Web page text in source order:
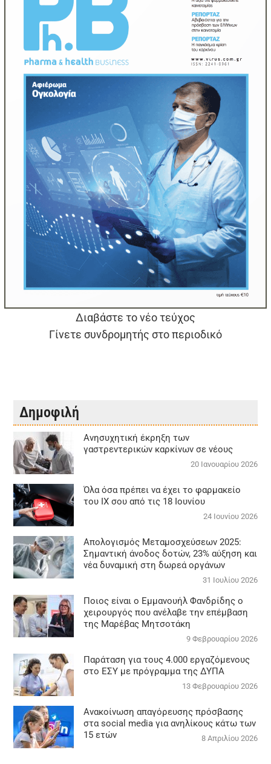
Διαβάστε το νέο τεύχος
Γίνετε συνδρομητής στο περιοδικό
Δημοφιλή
Aνησυχητική έκρηξη των
γαστρεντερικών καρκίνων σε νέους
20 Ιανουαρίου 2026
Όλα όσα πρέπει να έχει το φαρμακείο
του ΙΧ σου από τις 18 Ιουνίου
24 Ιουνίου 2026
Απολογισμός Μεταμοσχεύσεων 2025:
Σημαντική άνοδος δοτών, 23% αύξηση και
νέα δυναμική στη δωρεά οργάνων
31 Ιουλίου 2026
Ποιος είναι ο Εμμανουήλ Φανδρίδης ο
χειρουργός που ανέλαβε την επέμβαση
της Μαρέβας Μητσοτάκη
9 Φεβρουαρίου 2026
Παράταση για τους 4.000 εργαζόμενους
στο ΕΣΥ με πρόγραμμα της ΔΥΠΑ
13 Φεβρουαρίου 2026
Ανακοίνωση απαγόρευσης πρόσβασης
στα social media για ανηλίκους κάτω των
15 ετών
8 Απριλίου 2026